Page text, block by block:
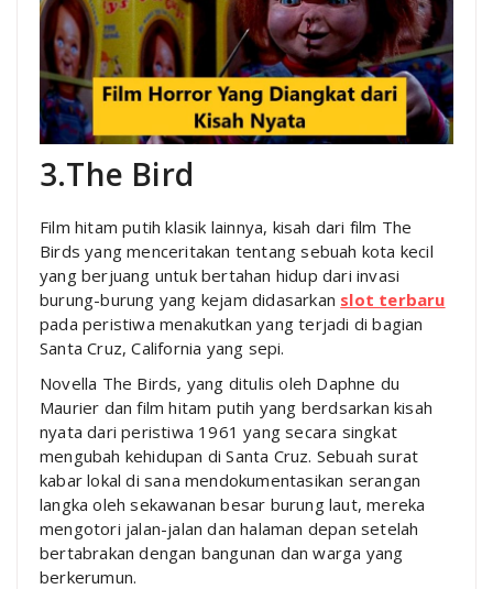
3.The Bird
Film hitam putih klasik lainnya, kisah dari film The
Birds yang menceritakan tentang sebuah kota kecil
yang berjuang untuk bertahan hidup dari invasi
burung-burung yang kejam didasarkan slot terbaru
pada peristiwa menakutkan yang terjadi di bagian
Santa Cruz, California yang sepi.
Novella The Birds, yang ditulis oleh Daphne du
Maurier dan film hitam putih yang berdsarkan kisah
nyata dari peristiwa 1961 yang secara singkat
mengubah kehidupan di Santa Cruz. Sebuah surat
kabar lokal di sana mendokumentasikan serangan
langka oleh sekawanan besar burung laut, mereka
mengotori jalan-jalan dan halaman depan setelah
bertabrakan dengan bangunan dan warga yang
berkerumun.